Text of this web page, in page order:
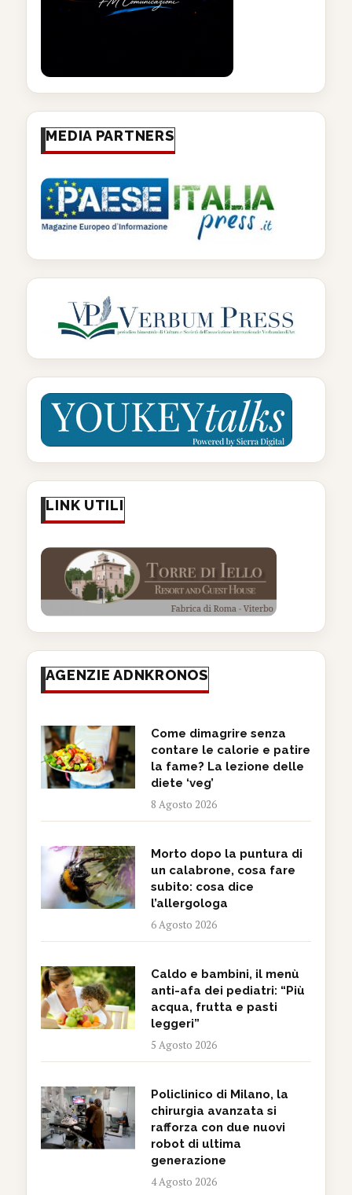
MEDIA PARTNERS
LINK UTILI
AGENZIE ADNKRONOS
Come dimagrire senza
contare le calorie e patire
la fame? La lezione delle
diete ‘veg’
8 Agosto 2026
Morto dopo la puntura di
un calabrone, cosa fare
subito: cosa dice
l’allergologa
6 Agosto 2026
Caldo e bambini, il menù
anti-afa dei pediatri: “Più
acqua, frutta e pasti
leggeri”
5 Agosto 2026
Policlinico di Milano, la
chirurgia avanzata si
rafforza con due nuovi
robot di ultima
generazione
4 Agosto 2026